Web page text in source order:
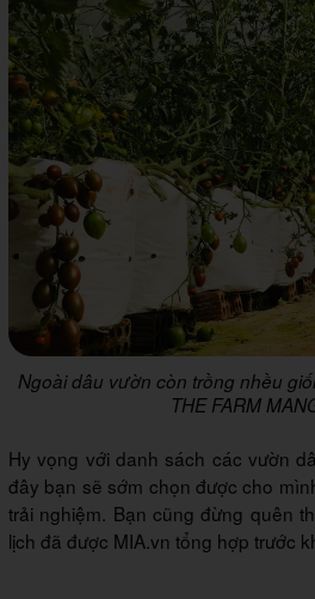
Ngoài dâu vườn còn trồng nhều
THE FARM
Hy vọng với danh sách các vườn
đây bạn sẽ sớm chọn được cho
trải nghiệm. Bạn cũng đừng quên
lịch đã được MIA.vn tổng hợp trước